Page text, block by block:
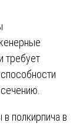
требует
полкирпича в